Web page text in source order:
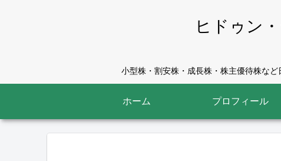
ヒドゥン
小型株・割安株・成長株・株主優待株な
ホーム プロフィール